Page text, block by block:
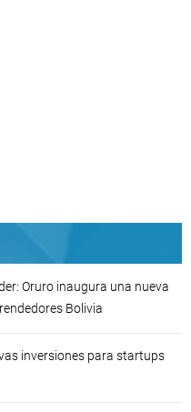
Oruro inaugura una nueva
Bolivia
inversiones para startups